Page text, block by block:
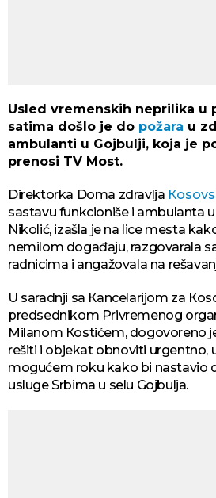
Usled vremenskih neprilika u
satima došlo je do požara u
ambulanti u Gojbulji, koja je
prenosi TV Most.
Direktorka Doma zdravlja
sastavu funkcioniše i ambulanta
Nikolić, izašla je na lice mesta
nemilom događaju, razgovarala
radnicima i angažovala na
U saradnji sa Кancelarijom za
predsednikom Privremenog
Milanom Кostićem, dogovoreno
rešiti i objekat obnoviti urgentno,
mogućem roku kako bi nastavio
usluge Srbima u selu Gojbulja.